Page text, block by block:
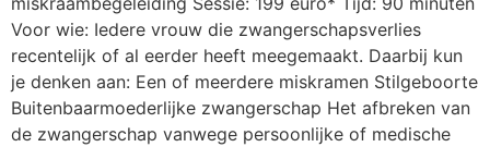
Voor wie: Iedere vrouw die zwangerschapsverlies
recentelijk of al eerder heeft meegemaakt. Daarbij kun
je denken aan: Een of meerdere miskramen Stilgeboorte
Buitenbaarmoederlijke zwangerschap Het afbreken van
de zwangerschap vanwege persoonlijke of medische